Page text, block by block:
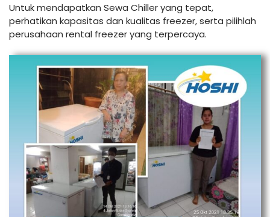
Untuk mendapatkan Sewa Chiller yang tepat,
perhatikan kapasitas dan kualitas freezer, serta pilihlah
perusahaan rental freezer yang terpercaya.